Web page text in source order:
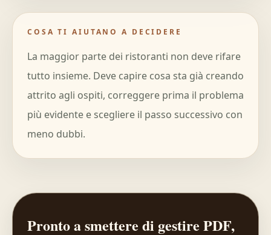
COSA TI AIUTANO A DECIDERE
La maggior parte dei ristoranti non deve rifare
tutto insieme. Deve capire cosa sta già creando
attrito agli ospiti, correggere prima il problema
più evidente e scegliere il passo successivo con
meno dubbi.
Pronto a smettere di gestire PDF,